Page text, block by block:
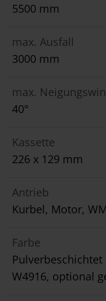
5500 mm
max. Ausfall
3000 mm
max.
40°
Kassette
226 x 129 mm
Antrieb
Kurbel, Motor,
Farbe
Pulverbeschichtet
W4916, optional